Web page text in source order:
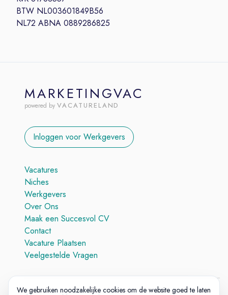
BTW NL003601849B56
NL72 ABNA 0889286825
MARKETINGVAC
powered by VACATURELAND
Inloggen voor Werkgevers
Vacatures
Niches
Werkgevers
Over Ons
Maak een Succesvol CV
Contact
Vacature Plaatsen
Veelgestelde Vragen
We gebruiken noodzakelijke cookies om de website goed te laten